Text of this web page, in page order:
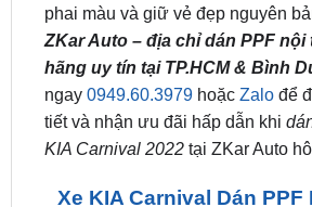
hãng uy tín tại TP.HCM & Bình
ngay0949.60.3979hoặc Zalođể
tiết và nhận ưu đãi hấp dẫn khi
KIA Carnival 2022tại ZKar Auto
Xe KIA Carnival Dán PPF